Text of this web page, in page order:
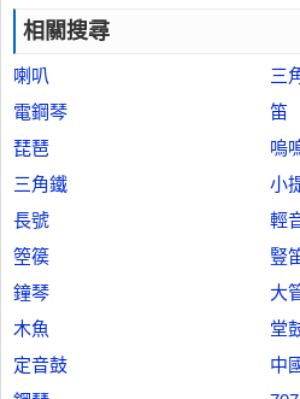
相關搜尋
喇叭
三
電鋼琴
笛
琵琶
嗚
三角鐵
小
長號
輕
箜篌
豎
鐘琴
大
木魚
堂
定音鼓
中